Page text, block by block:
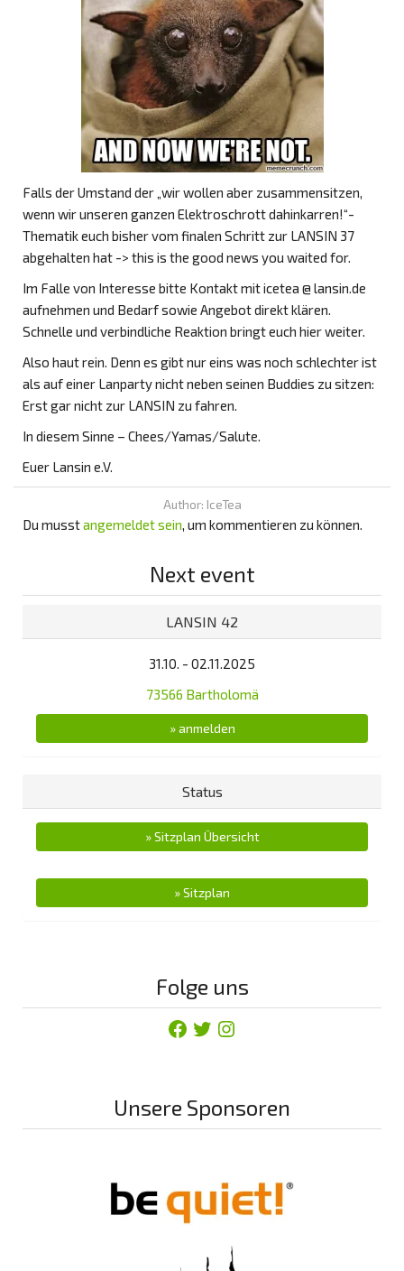
Falls der Umstand der „wir wollen aber zusammensitzen,
wenn wir unseren ganzen Elektroschrott dahinkarren!“-
Thematik euch bisher vom finalen Schritt zur LANSIN 37
abgehalten hat -> this is the good news you waited for.
Im Falle von Interesse bitte Kontakt mit icetea @ lansin.de
aufnehmen und Bedarf sowie Angebot direkt klären.
Schnelle und verbindliche Reaktion bringt euch hier weiter.
Also haut rein. Denn es gibt nur eins was noch schlechter ist
als auf einer Lanparty nicht neben seinen Buddies zu sitzen:
Erst gar nicht zur LANSIN zu fahren.
In diesem Sinne – Chees/Yamas/Salute.
Euer Lansin e.V.
Author: IceTea
Du musstangemeldet sein, um kommentieren zu können.
Next event
LANSIN 42
31.10. - 02.11.2025
73566 Bartholomä
» anmelden
Status
» Sitzplan Übersicht
» Sitzplan
Folge uns
Facebook
TwitterInstagram
Unsere Sponsoren